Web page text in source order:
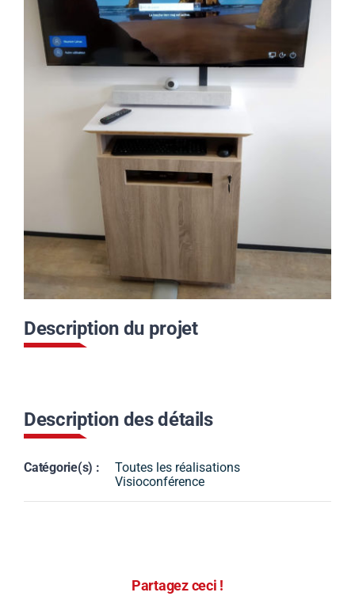
Description du projet
Description des détails
Catégorie(s) :
Toutes les réalisations
Visioconférence
Partagez ceci !
Contact
Actualités
Support
Télécharger notre
Appelez nous